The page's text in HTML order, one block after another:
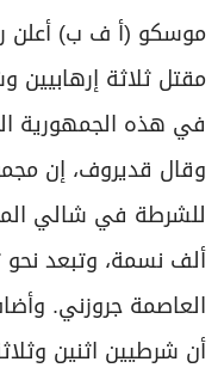
تغطيات
فيديو
بودكاست
إنفوجراف
قصة صورة
كاريكتير
موسكو (أ ف ب) أعلن
مقتل ثلاثة إرهابيين
في هذه الجمهورية
وقال قديروف، إن
ألف نسمة، وتبعد نحو
العاصمة جروزني.
أن شرطيين اثنين